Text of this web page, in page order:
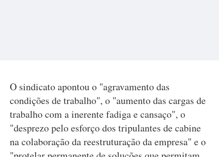
O sindicato apontou o "agravamento das
condições de trabalho", o "aumento das cargas de
trabalho com a inerente fadiga e cansaço", o
"desprezo pelo esforço dos tripulantes de cabine
na colaboração da reestruturação da empresa" e o